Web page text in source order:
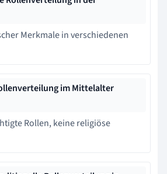
Merkmale in verschiedenen
im Mittelalter
Rollen, keine religiöse